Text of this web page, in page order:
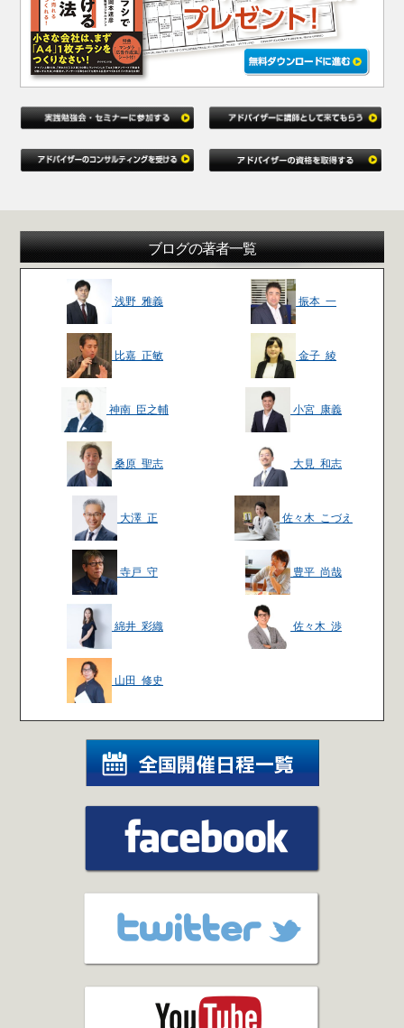
ブログの著者一覧
浅野 雅義 振本 一
比嘉 正敏 金子 綾
神南 臣之輔 小宮 康義
桑原 聖志 大見 和志
大澤 正 佐々木 こづえ
寺戸 守 豊平 尚哉
綿井 彩織 佐々木 渉
山田 修史